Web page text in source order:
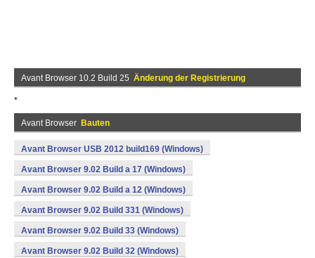
Avant Browser 10.2 Build 25 Änderung der Registrierung
*
Avant Browser Bauten
Avant Browser USB 2012 build169 (Windows)
Avant Browser 9.02 Build a 17 (Windows)
Avant Browser 9.02 Build a 12 (Windows)
Avant Browser 9.02 Build 331 (Windows)
Avant Browser 9.02 Build 33 (Windows)
Avant Browser 9.02 Build 32 (Windows)